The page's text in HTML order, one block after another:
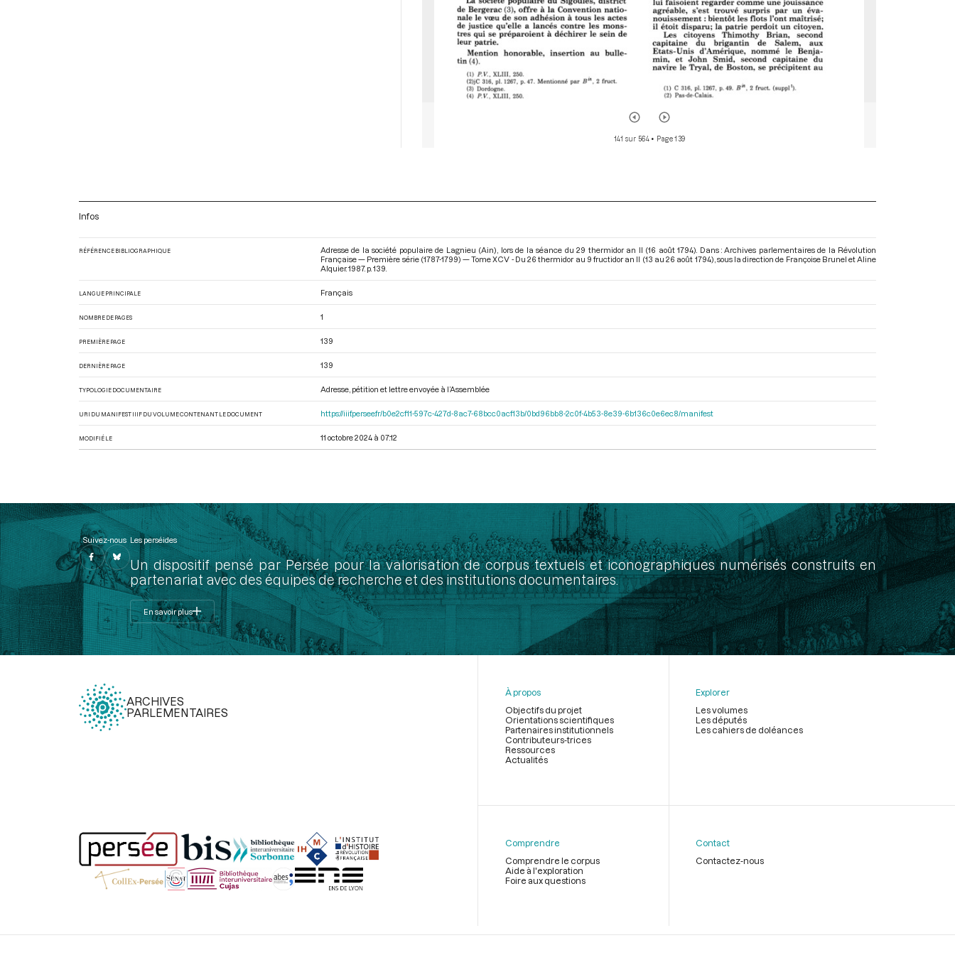
141 sur 564• Page 139
Infos
RÉFÉRENCE BIBLIOGRAPHIQUE
Adresse de la société populaire de Lagnieu (Ain), lors de la séance du 29 thermidor an II (16 août 1794). Dans : Archives parlementaires de la Révolution
Française — Première série (1787-1799) — Tome XCV - Du 26 thermidor au 9 fructidor an II (13 au 26 août 1794) , sous la direction de Françoise Brunel et Aline
Alquier. 1987. p. 139.
LANGUE PRINCIPALE Français
NOMBRE DE PAGES 1
PREMIÈRE PAGE 139
DERNIÈRE PAGE 139
TYPOLOGIE DOCUMENTAIRE Adresse, pétition et lettre envoyée à l’Assemblée
URI DU MANIFEST IIIF DU VOLUME CONTENANT LE DOCUMENT https://iiif.persee.fr/b0e2cf11-597c-427d-8ac7-68bcc0acf13b/0bd96bb8-2c0f-4b53-8e39-6b136c0e6ec8/manifest
MODIFIÉ LE 11 octobre 2024 à 07:12
Suivez-nous Les perséides
Un dispositif pensé par Persée pour la valorisation de corpus textuels et iconographiques numérisés construits en
partenariat avec des équipes de recherche et des institutions documentaires.
En savoir plus
ARCHIVES
PARLEMENTAIRES
page
À propos
Objectifs du projet
Orientations scientifiques
Partenaires institutionnels
Contributeurs-trices
Ressources
Actualités
Explorer
Les volumes
Les députés
Les cahiers de doléances
Comprendre
Comprendre le corpus
Aide à l'exploration
Foire aux questions
Contact
Contactez-nous
Légal